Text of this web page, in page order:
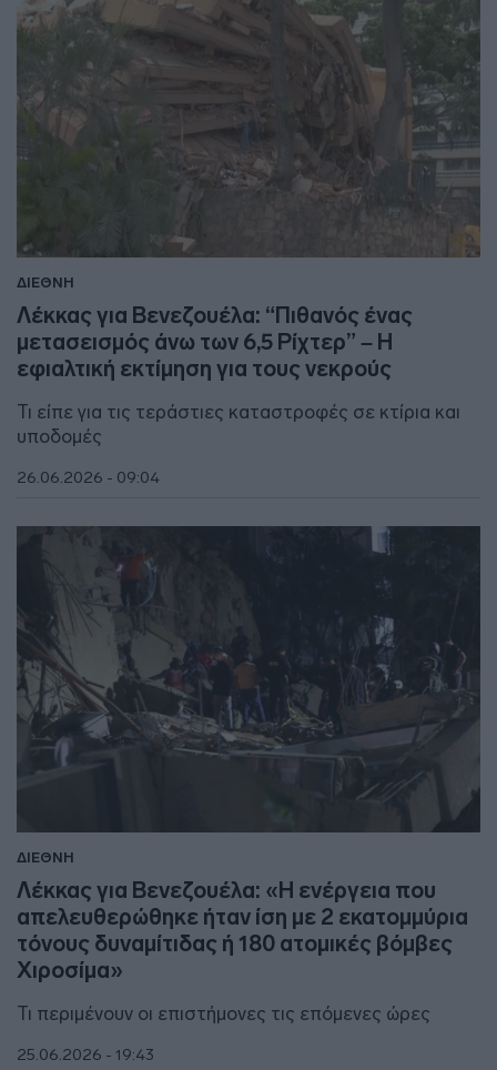
ΔΙΕΘΝΗ
Λέκκας για Βενεζουέλα: “Πιθανός ένας
μετασεισμός άνω των 6,5 Ρίχτερ” – Η
εφιαλτική εκτίμηση για τους νεκρούς
Τι είπε για τις τεράστιες καταστροφές σε κτίρια και
υποδομές
26.06.2026 - 09:04
ΔΙΕΘΝΗ
Λέκκας για Βενεζουέλα: «Η ενέργεια που
απελευθερώθηκε ήταν ίση με 2 εκατομμύρια
τόνους δυναμίτιδας ή 180 ατομικές βόμβες
Χιροσίμα»
Τι περιμένουν οι επιστήμονες τις επόμενες ώρες
25.06.2026 - 19:43